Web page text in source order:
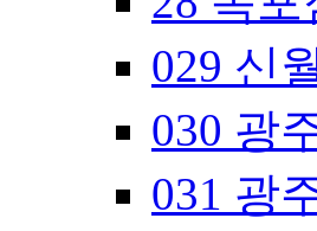
029 신
030 광
031 광